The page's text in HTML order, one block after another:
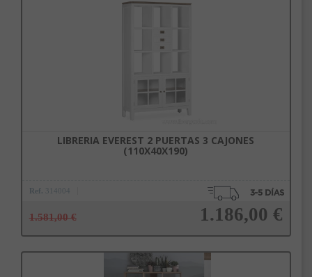
LIBRERIA EVEREST 2 PUERTAS 3 CAJONES
(110X40X190)
Ref.
1.581,00 € 1.186,00 €
Añadir a la cesta